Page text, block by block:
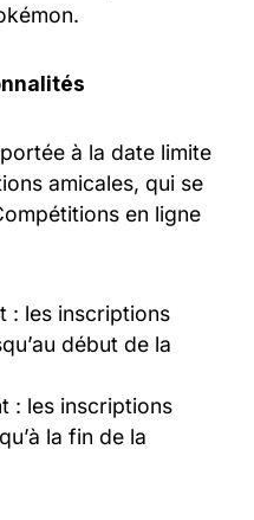
à la date limite
amicales, qui se
en ligne
: les inscriptions
début de la
: les inscriptions
la fin de la